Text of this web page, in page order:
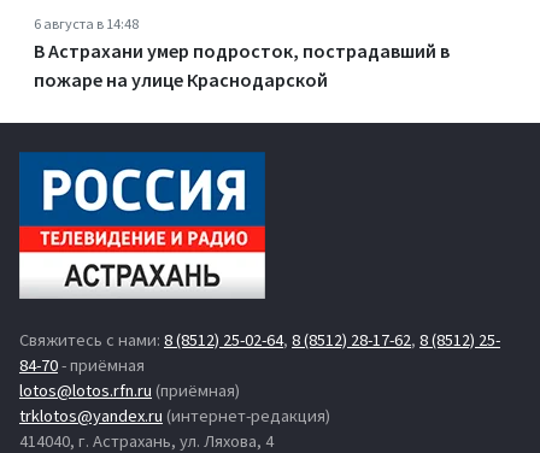
6 августа в 14:48
В Астрахани умер подросток, пострадавший в
пожаре на улице Краснодарской
Свяжитесь с нами: 8 (8512) 25-02-64, 8 (8512) 28-17-62, 8 (8512) 25-
84-70- приёмная
lotos@lotos.rfn.ru (приёмная)
trklotos@yandex.ru (интернет-редакция)
414040, г. Астрахань, ул. Ляхова, 4